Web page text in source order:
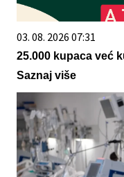
03. 08. 2026 07:31
25.000 kupaca već
Saznaj više